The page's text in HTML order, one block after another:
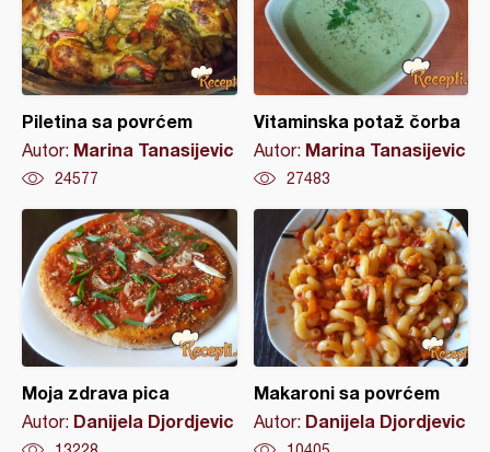
Piletina sa povrćem
Autor: Marina Tanasijevic
24577
Vitaminska potaž čorba
Autor: Marina Tanasijevic
27483
Moja zdrava pica
Autor: Danijela Djordjevic
Makaroni sa povrćem
Autor: Danijela Djordjevic